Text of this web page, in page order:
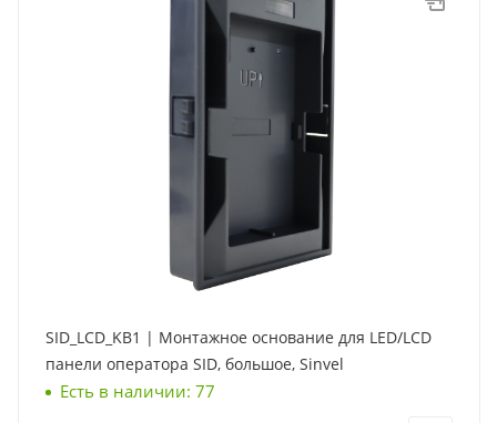
SID_LCD_KB1 | Монтажное основание для LED/LCD
панели оператора SID, большое, Sinvel
Есть в наличии: 77